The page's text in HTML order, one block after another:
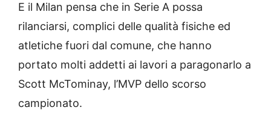
E il Milan pensa che in Serie A possa
rilanciarsi, complici delle qualità fisiche ed
atletiche fuori dal comune, che hanno
portato molti addetti ai lavori a paragonarlo a
Scott McTominay, l’MVP dello scorso
campionato.